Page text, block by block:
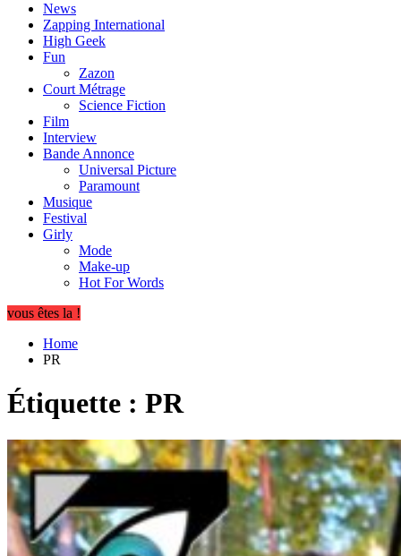
News
Zapping International
High Geek
Fun
Zazon
Court Métrage
Science Fiction
Film
Interview
Bande Annonce
Universal Picture
Paramount
Musique
Festival
Girly
Mode
Make-up
Hot For Words
vous êtes la !
Home
PR
Étiquette : PR